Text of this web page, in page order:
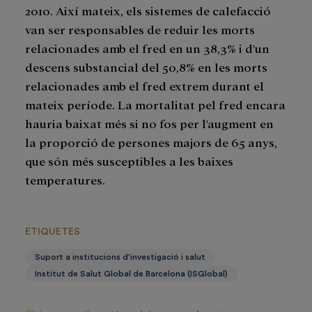
2010. Així mateix, els sistemes de calefacció
van ser responsables de reduir les morts
relacionades amb el fred en un 38,3% i d'un
descens substancial del 50,8% en les morts
relacionades amb el fred extrem durant el
mateix període. La mortalitat pel fred encara
hauria baixat més si no fos per l'augment en
la proporció de persones majors de 65 anys,
que són més susceptibles a les baixes
temperatures.
ETIQUETES
Suport a institucions d’investigació i salut
Institut de Salut Global de Barcelona (ISGlobal)